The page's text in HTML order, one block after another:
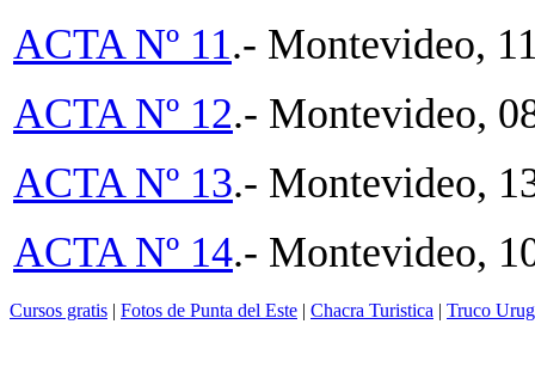
ACTA Nº 11.- Montevideo,
ACTA Nº 12.- Montevideo,
ACTA Nº 13.- Montevideo,
ACTA Nº 14.- Montevideo,
Cursos gratis | Fotos de Punta del Este | Chacra Turistica | Truco